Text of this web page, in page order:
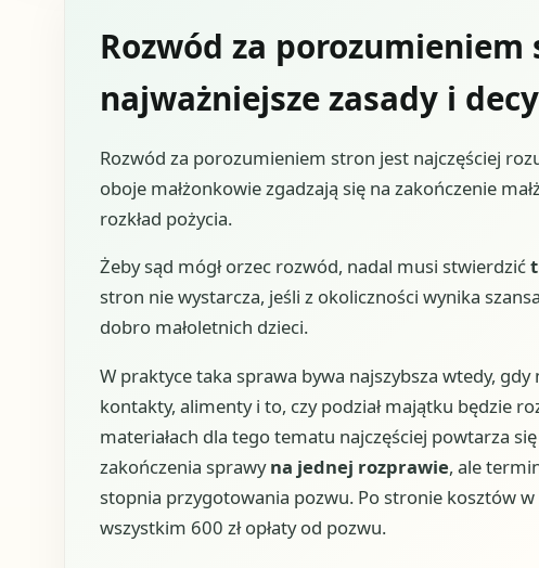
Rozwód za porozumieniem
najważniejsze zasady i
Rozwód za porozumieniem stron jest najczęściej
oboje małżonkowie zgadzają się na zakończenie
rozkład pożycia.
Żeby sąd mógł orzec rozwód, nadal musi stwierdzić
stron nie wystarcza, jeśli z okoliczności wynika
dobro małoletnich dzieci.
W praktyce taka sprawa bywa najszybsza wtedy,
kontakty, alimenty i to, czy podział majątku będzie
materiałach dla tego tematu najczęściej powtarza
zakończenia sprawyna jednej rozprawie, ale
stopnia przygotowania pozwu. Po stronie kosztów
wszystkim 600 zł opłaty od pozwu.